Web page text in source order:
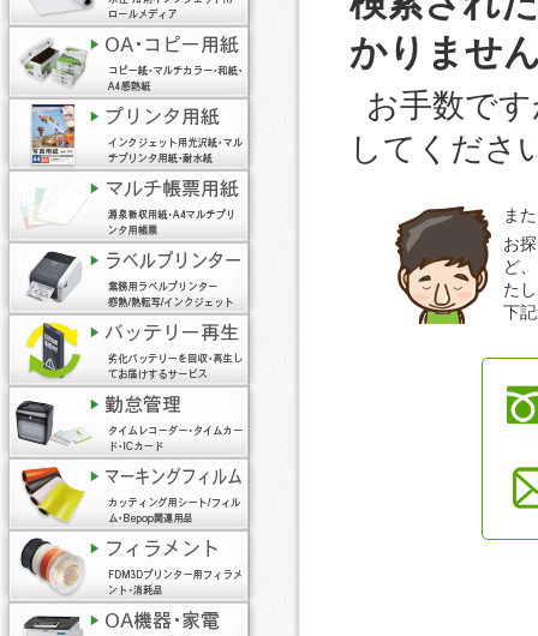
かりませ
お手数で
してくださ
ま
お
ど
た
下